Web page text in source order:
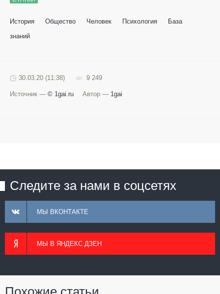
История Общество Человек Психология
База
знаний
30.03.20 (11:38) 9 249
Источник — © 1gai.ru Автор — 1gai
Следите за нами в соцсетях
МЫ ВКОНТАКТЕ
МЫ В ЯНДЕКС ДЗЕН